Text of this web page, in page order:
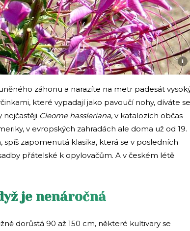
i
záhonu a narazíte na metr padesát
které vypadají jako pavoučí nohy, díváte se
nejčastěji Cleome hassleriana, v katalozích občas
v evropských zahradách ale doma už od 19.
zapomenutá klasika, která se v posledních
přátelské k opylovačům. A v českém létě
je nenáročná
dorůstá 90 až 150 cm, některé kultivary se